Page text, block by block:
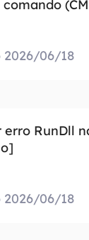
2026/06/18
RunDll
2026/06/18